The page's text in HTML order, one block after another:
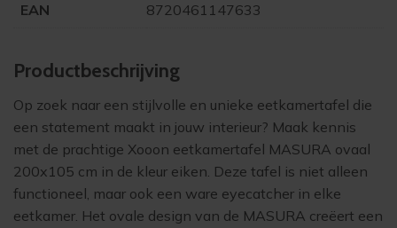
EAN 8720461147633
Product­beschrijving
Op zoek naar een stijlvolle en unieke eetkamertafel die
een statement maakt in jouw interieur? Maak kennis
met de prachtige Xooon eetkamertafel MASURA ovaal
200x105 cm in de kleur eiken. Deze tafel is niet alleen
functioneel, maar ook een ware eyecatcher in elke
eetkamer. Het ovale design van de MASURA creëert een